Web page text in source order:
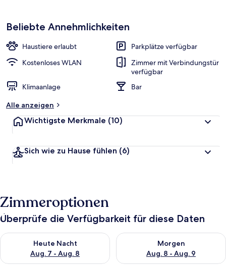
Beliebte Annehmlichkeiten
Haustiere erlaubt
Parkplätze verfügbar
Kostenloses WLAN
Zimmer mit Verbindungstür
verfügbar
Klimaanlage
Bar
Alle anzeigen
Wichtigste Merkmale (10)
Sich wie zu Hause fühlen (6)
Zimmeroptionen
Überprüfe die Verfügbarkeit für diese Daten
Heute Nacht
Aug. 7 - Aug. 8
Überprüfe die Verfügbarkeit für heute Nacht, Aug. 7 - Aug. 8.
Morgen
Aug. 8 - Aug. 9
Überprüfe die Verfügbarkeit